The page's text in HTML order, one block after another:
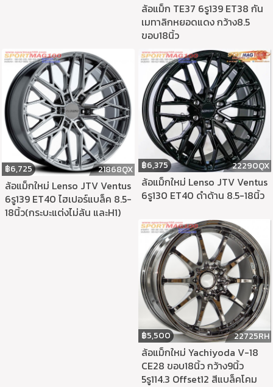
ล้อแม็ก TE37 6รู139 ET38 กัน
เมทาลิกหยอดแดง กว้าง8.5
ขอบ18นิ้ว
฿6,725 21868QX
ล้อแม็กใหม่ Lenso JTV Ventus
6รู139 ET40 ไฮเปอร์แบล็ค 8.5-
18นิ้ว(กระบะแต่งไม่ล้น และH1)
฿6,375 22290QX
ล้อแม็กใหม่ Lenso JTV Ventus
6รู130 ET40 ดำด้าน 8.5-18นิ้ว
฿5,500 22725RH
ล้อแม็กใหม่ Yachiyoda V-18
CE28 ขอบ18นิ้ว กว้าง9นิ้ว
5รู114.3 Offset12 สีแบล็คโคม